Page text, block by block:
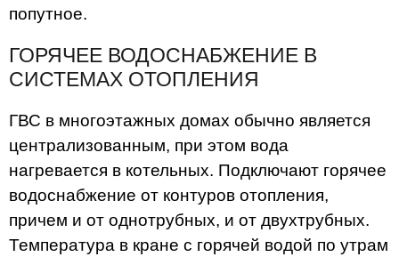
попутное.
ГОРЯЧЕЕ ВОДОСНАБЖЕНИЕ В
СИСТЕМАХ ОТОПЛЕНИЯ
ГВС в многоэтажных домах обычно является
централизованным, при этом вода
нагревается в котельных. Подключают горячее
водоснабжение от контуров отопления,
причем и от однотрубных, и от двухтрубных.
Температура в кране с горячей водой по утрам